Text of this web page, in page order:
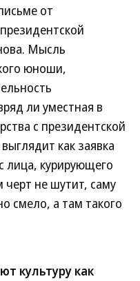
от
Мысль
юноши,
ли уместная в
с президентской
как заявка
лица, курирующего
черт не шутит, саму
смело, а там такого
культуру как